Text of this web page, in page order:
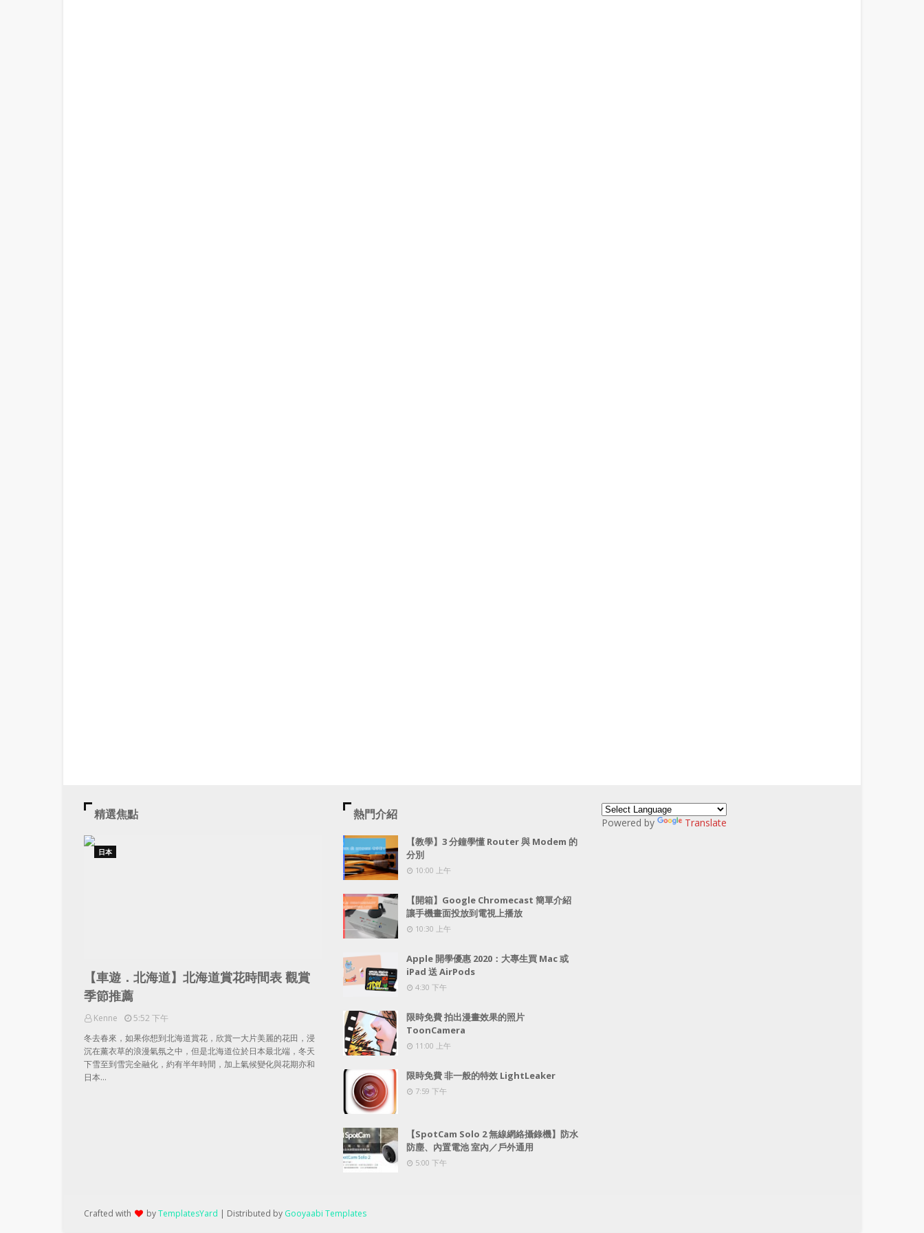
精選焦點
日本
【車遊．北海道】北海道賞花時間表 觀賞
季節推薦
Kenne
5:52 下午
冬去春來，如果你想到北海道賞花，欣賞一大片美麗的花田，浸
沉在薰衣草的浪漫氣氛之中，但是北海道位於日本最北端，冬天
下雪至到雪完全融化，約有半年時間，加上氣候變化與花期亦和
日本…
熱門介紹
【教學】3 分鐘學懂 Router 與 Modem 的
分別
10:00 上午
【開箱】Google Chromecast 簡單介紹
讓手機畫面投放到電視上播放
10:30 上午
Apple 開學優惠 2020：大專生買 Mac 或
iPad 送 AirPods
4:30 下午
限時免費 拍出漫畫效果的照片
ToonCamera
11:00 上午
限時免費 非一般的特效 LightLeaker
7:59 下午
【SpotCam Solo 2 無線網絡攝錄機】防水
防塵、內置電池 室內／戶外通用
5:00 下午
Powered by Translate
Crafted with byTemplatesYard | Distributed by Gooyaabi Templates